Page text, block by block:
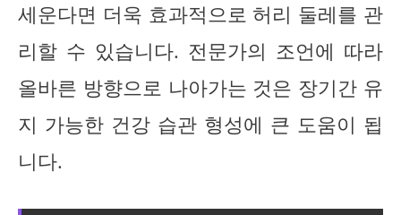
세운다면 더욱 효과적으로 허리 둘레를 관
리할 수 있습니다. 전문가의 조언에 따라
올바른 방향으로 나아가는 것은 장기간 유
지 가능한 건강 습관 형성에 큰 도움이 됩
니다.